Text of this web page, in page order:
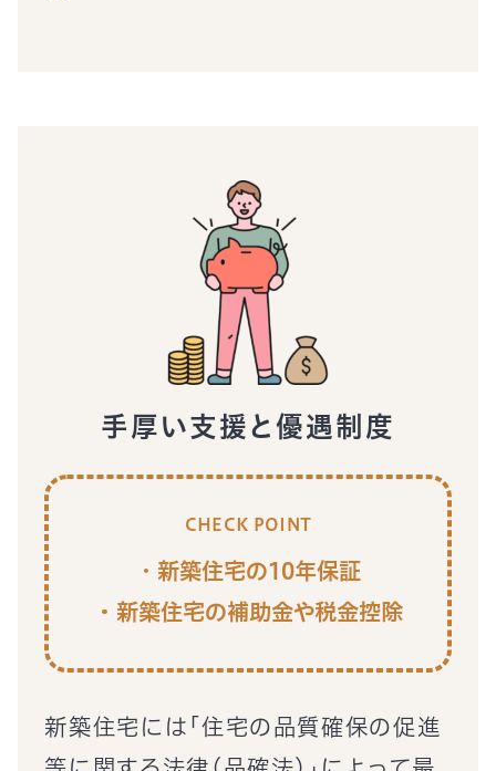
手厚い支援と優遇制度
CHECK POINT
新築住宅の10年保証
新築住宅の補助金や税金控除
新築住宅には「住宅の品質確保の促進